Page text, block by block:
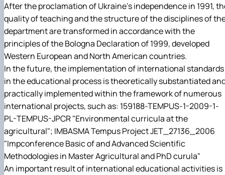
After the proclamation of Ukraine's independence in 1991,
quality of teaching and the structure of the disciplines of
department are transformed in accordance with the
principles of the Bologna Declaration of 1999, developed
Western European and North American countries.
In the future, the implementation of international standards
in the educational process is theoretically substantiated
practically implemented within the framework of numerous
international projects, such as: 159188-TEMPUS-1-2009-1-
PL-TEMPUS-JPCR "Environmental curricula at the
agricultural"; IMBASMA Tempus Project JET_27136_2006
"Impconference Basic of and Advanced Scientific
Methodologies in Master Agricultural and PhD curula"
An important result of international educational activities is